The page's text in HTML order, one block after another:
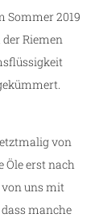
Sommer 2019
Riemen
von
Öle erst nach
uns mit
manche